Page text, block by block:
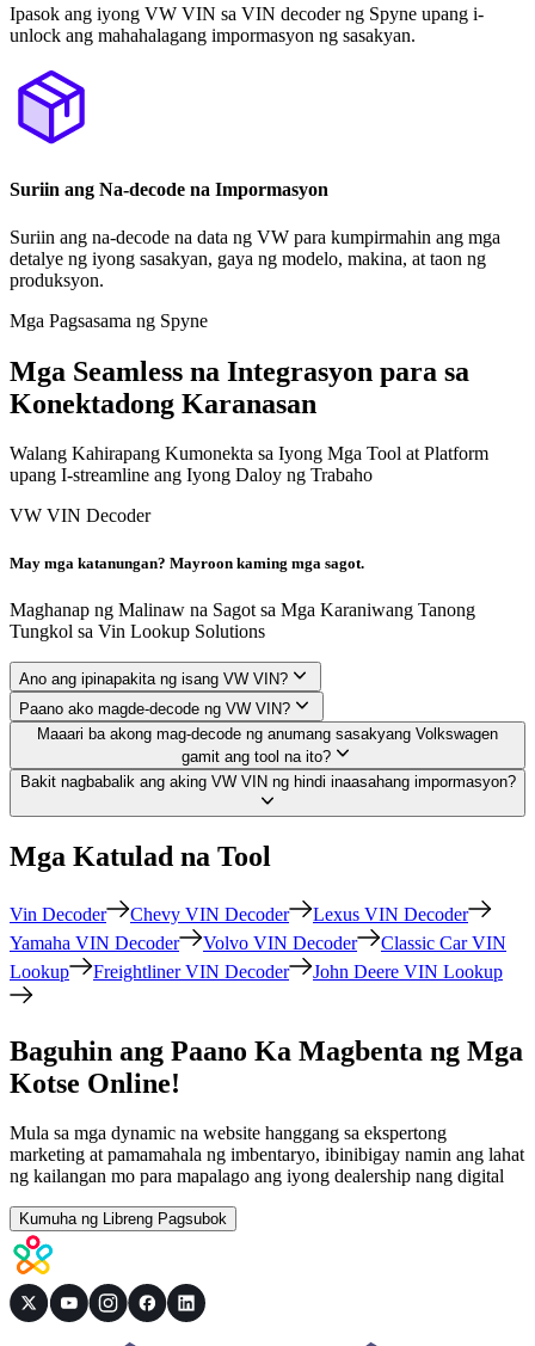
Ipasok ang iyong VW VIN sa VIN decoder ng Spyne upang i-
unlock ang mahahalagang impormasyon ng sasakyan.
Suriin ang Na-decode na Impormasyon
Suriin ang na-decode na data ng VW para kumpirmahin ang mga
detalye ng iyong sasakyan, gaya ng modelo, makina, at taon ng
produksyon.
Mga Pagsasama ng Spyne
Mga Seamless na Integrasyon para sa
Konektadong Karanasan
Walang Kahirapang Kumonekta sa Iyong Mga Tool at Platform
upang I-streamline ang Iyong Daloy ng Trabaho
VW VIN Decoder
May mga katanungan? Mayroon kaming mga sagot.
Maghanap ng Malinaw na Sagot sa Mga Karaniwang Tanong
Tungkol sa Vin Lookup Solutions
Ano ang ipinapakita ng isang VW VIN?
Paano ako magde-decode ng VW VIN?
Maaari ba akong mag-decode ng anumang sasakyang Volkswagen
gamit ang tool na ito?
Bakit nagbabalik ang aking VW VIN ng hindi inaasahang impormasyon?
Mga Katulad na Tool
Vin Decoder Chevy VIN Decoder
Lexus VIN Decoder
Yamaha VIN Decoder
Volvo VIN Decoder
Classic Car VIN
Lookup
Freightliner VIN Decoder John Deere VIN Lookup
Baguhin ang Paano Ka Magbenta ng Mga
Kotse Online!
Mula sa mga dynamic na website hanggang sa ekspertong
marketing at pamamahala ng imbentaryo, ibinibigay namin ang lahat
ng kailangan mo para mapalago ang iyong dealership nang digital
Kumuha ng Libreng Pagsubok